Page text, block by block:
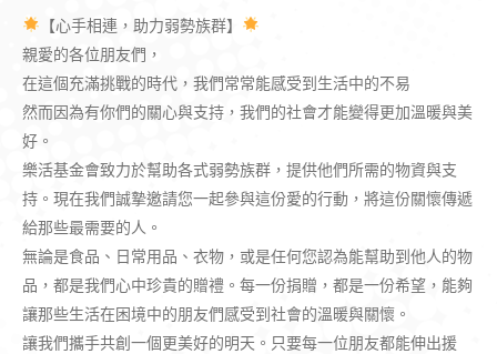
【心手相連，助力弱勢族群】
親愛的各位朋友們，
在這個充滿挑戰的時代，我們常常能感受到生活中的不易
然而因為有你們的關心與支持，我們的社會才能變得更加溫暖與美
好。
樂活基金會致力於幫助各式弱勢族群，提供他們所需的物資與支
持。現在我們誠摯邀請您一起參與這份愛的行動，將這份關懷傳遞
給那些最需要的人。
無論是食品、日常用品、衣物，或是任何您認為能幫助到他人的物
品，都是我們心中珍貴的贈禮。每一份捐贈，都是一份希望，能夠
讓那些生活在困境中的朋友們感受到社會的溫暖與關懷。
讓我們攜手共創一個更美好的明天。只要每一位朋友都能伸出援